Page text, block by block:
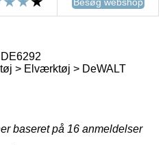
> Elværktøj > DeWALT
baseret på 16 anmeldelser